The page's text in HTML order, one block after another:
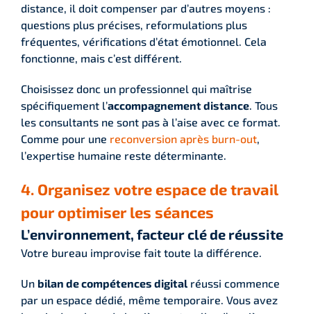
distance, il doit compenser par d’autres moyens :
questions plus précises, reformulations plus
fréquentes, vérifications d’état émotionnel. Cela
fonctionne, mais c’est différent.
Choisissez donc un professionnel qui maîtrise
spécifiquement l’accompagnement distance . Tous
les consultants ne sont pas à l’aise avec ce format.
Comme pour une reconversion après burn-out
l’expertise humaine reste déterminante.
4. Organisez votre espace de travail
pour optimiser les séances
L’environnement, facteur clé de réussite
Votre bureau improvise fait toute la différence.
Un bilan de compétences digital réussi commence
par un espace dédié, même temporaire. Vous avez